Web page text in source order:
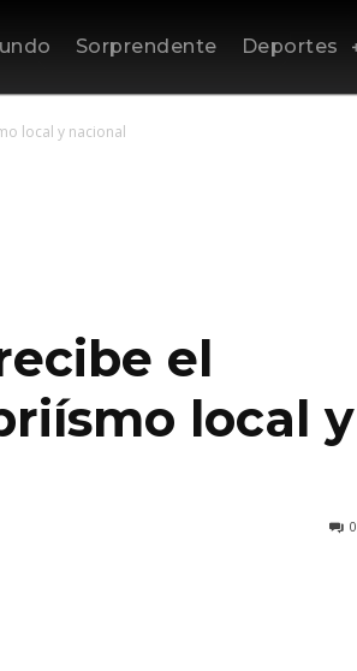
Sorprendente Deportes
local y nacional
el
local y
0